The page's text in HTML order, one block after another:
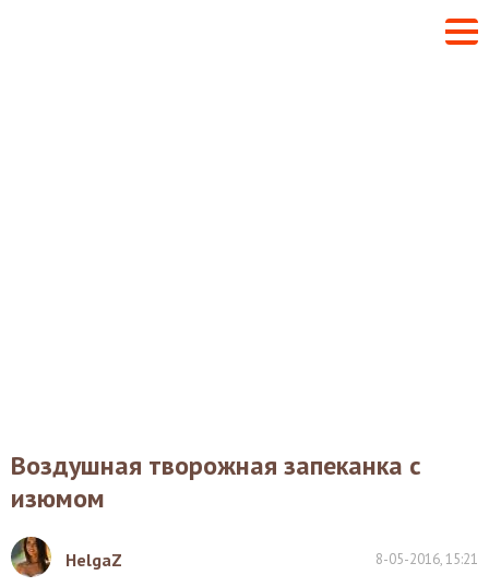
Воздушная творожная запеканка с
изюмом
HelgaZ 8-05-2016, 15:21